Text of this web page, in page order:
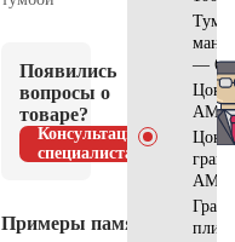
Появились
вопросы о
товаре?
Консультация
специалиста
Примеры памятников
—